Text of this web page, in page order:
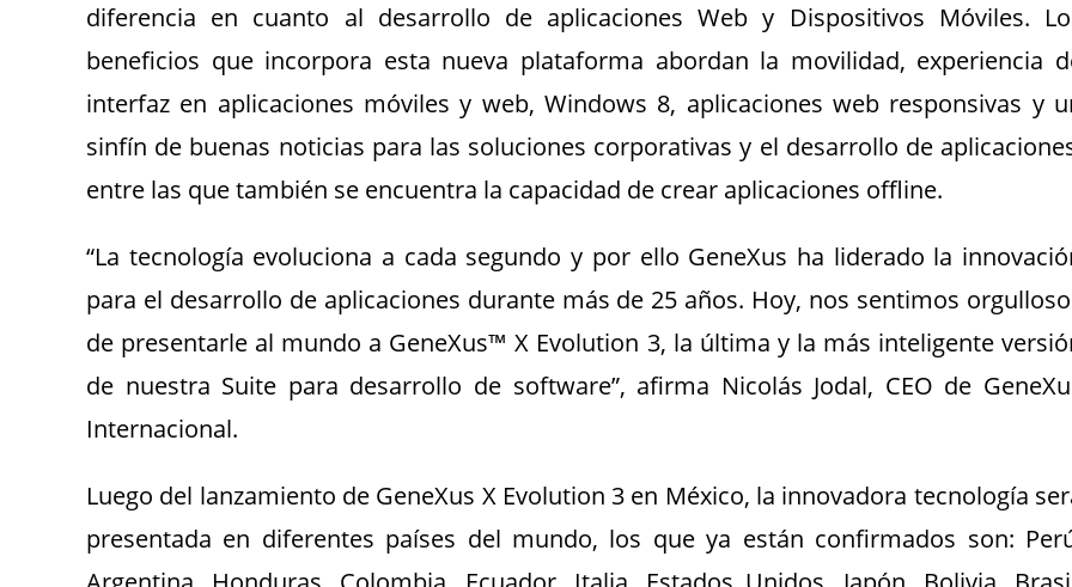
diferencia en cuanto al desarrollo de aplicaciones Web y Dispositivos Móviles.
beneficios que incorpora esta nueva plataforma abordan la movilidad, experiencia
interfaz en aplicaciones móviles y web, Windows 8, aplicaciones web responsivas y
sinfín de buenas noticias para las soluciones corporativas y el desarrollo de
entre las que también se encuentra la capacidad de crear aplicaciones offline.
“La tecnología evoluciona a cada segundo y por ello GeneXus ha liderado la
para el desarrollo de aplicaciones durante más de 25 años. Hoy, nos sentimos
de presentarle al mundo a GeneXus™ X Evolution 3, la última y la más inteligente
de nuestra Suite para desarrollo de software”, afirma Nicolás Jodal, CEO de
Internacional.
Luego del lanzamiento de GeneXus X Evolution 3 en México, la innovadora tecnología
presentada en diferentes países del mundo, los que ya están confirmados son: